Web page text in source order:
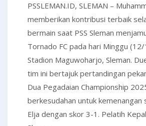
PSSLEMAN.ID, SLEMAN –
memberikan kontribusi terbaik
bermain saat PSS Sleman
Tornado FC pada hari Minggu
Stadion Maguwoharjo, Sleman.
tim ini bertajuk pertandingan
Dua Pegadaian Championship
berkesudahan untuk kemenangan
Elja dengan skor 3-1. Pelatih